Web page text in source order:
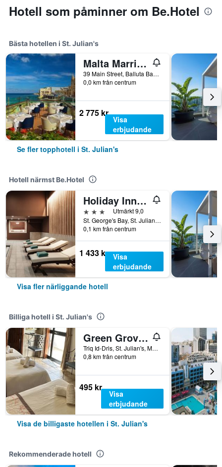
Hotell som påminner om Be.Hotel
Bästa hotellen i St. Julian's
Malta Marriott Resort & Spa
39 Main Street, Balluta Bay, St. Julian's, Malta
0,0 km från centrum
2 775 kr
Visa
erbjudande
Se fler topphotell i St. Julian's
Hotell närmst Be.Hotel
Holiday Inn Express Malta By IHG
3 stjärnorUtmärkt 9,0
St. George's Bay, St. Julian's, Malta
0,1 km från centrum
1 433 kr Visa
erbjudande
Visa fler närliggande hotell
Billiga hotell i St. Julian's
Green Grove Guest House
Triq Id-Dris, St. Julian's, Malta
0,8 km från centrum
495 kr
Visa
erbjudande
Visa de billigaste hotellen i St. Julian's
Rekommenderade hotell